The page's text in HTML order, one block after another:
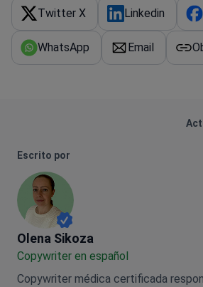
Twitter X Linkedin
WhatsApp Email
Escrito por
Olena Sikoza
Olena Sikoza
Сopywriter en español
Copywriter médica certificada